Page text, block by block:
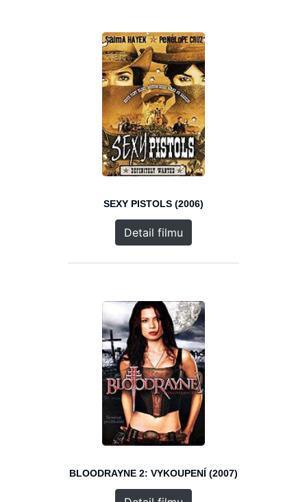
SEXY PISTOLS (2006)
Detail filmu
BLOODRAYNE 2: VYKOUPENÍ (2007)